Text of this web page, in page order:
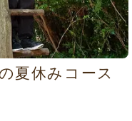
夏休みコース